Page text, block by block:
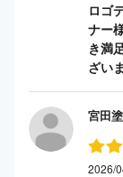
ロゴ
ナー
き満
ざい
宮田
2026/